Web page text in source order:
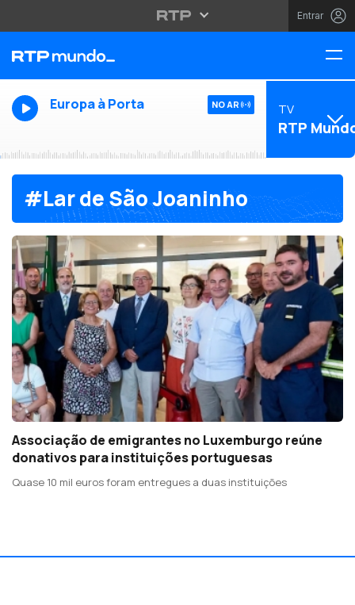
Entrar
Europa à Porta NO AR TV
RTP
#Lar de São Joaninho
Associação de emigrantes no Luxemburgo reúne
donativos para instituições portuguesas
Quase 10 mil euros foram entregues a duas instituições